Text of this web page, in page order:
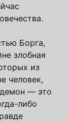
Борга,
злобная
из
человек,
— это
либо